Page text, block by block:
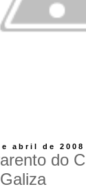
abril de 2008
do